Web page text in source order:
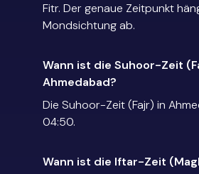
Fitr. Der genaue Zeitpunkt
Mondsichtung ab.
Wann ist die Suhoor-Zeit
Ahmedabad?
Die Suhoor-Zeit (Fajr) in
04:50.
Wann ist die Iftar-Zeit